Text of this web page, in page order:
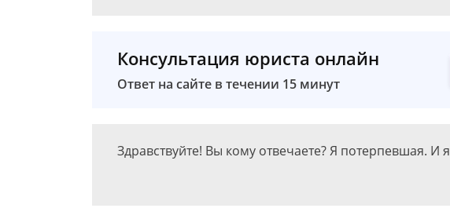
Консультация юриста онлайн
Ответ на сайте в течении 15 минут
Здравствуйте! Вы кому отвечаете? Я потерпевшая. И